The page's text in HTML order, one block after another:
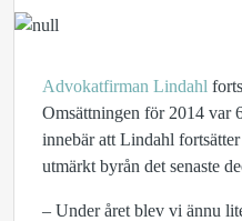
Advokatfirman Lindahl
Omsättningen för 2014 var
innebär att Lindahl
utmärkt byrån det senaste
– Under året blev vi ännu